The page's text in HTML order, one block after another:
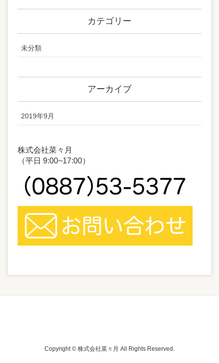
カテゴリー
未分類
アーカイブ
2019年9月
株式会社菜々月
（平日 9:00~17:00）
Copyright © 株式会社菜々月 All Rights Reserved.